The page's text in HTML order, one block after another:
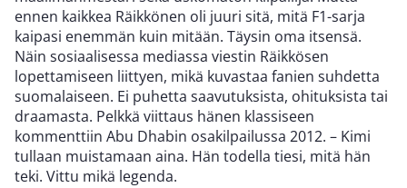
ennen kaikkea Räikkönen oli juuri sitä, mitä F1-sarja
kaipasi enemmän kuin mitään. Täysin oma itsensä.
Näin sosiaalisessa mediassa viestin Räikkösen
lopettamiseen liittyen, mikä kuvastaa fanien suhdetta
suomalaiseen. Ei puhetta saavutuksista, ohituksista tai
draamasta. Pelkkä viittaus hänen klassiseen
kommenttiin Abu Dhabin osakilpailussa 2012. – Kimi
tullaan muistamaan aina. Hän todella tiesi, mitä hän
teki. Vittu mikä legenda.